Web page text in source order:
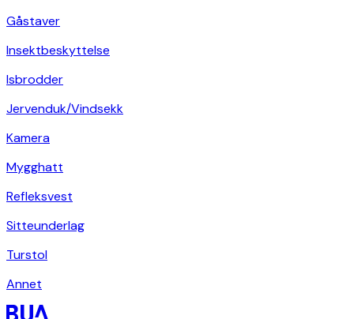
Gåstaver
Insektbeskyttelse
Isbrodder
Jervenduk/Vindsekk
Kamera
Mygghatt
Refleksvest
Sitteunderlag
Turstol
Annet